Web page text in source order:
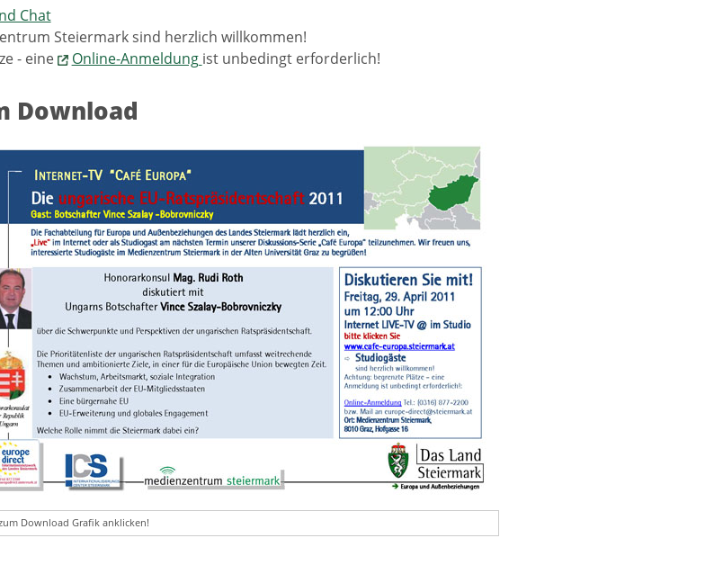
Chat
Steiermark sind herzlich willkommen!
- eine
Online-Anmeldung ist unbedingt erforderlich!
Download
Download Grafik anklicken!